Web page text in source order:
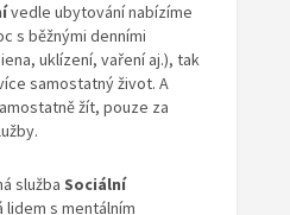
vedle ubytování nabízíme
s běžnými denními
uklízení, vaření aj.), tak
samostatný život. A
žít, pouze za
služba Sociální
lidem s mentálním